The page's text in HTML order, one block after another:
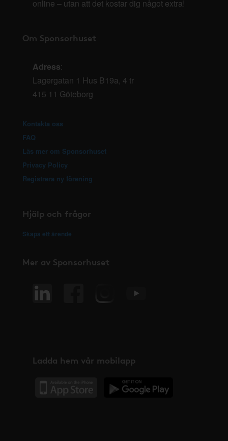
online – utan att det kostar dig något extra!
Om Sponsorhuset
Adress:
Lagergatan 1 Hus B19a, 4 tr
415 11 Göteborg
Kontakta oss
FAQ
Läs mer om Sponsorhuset
Privacy Policy
Registrera ny förening
Hjälp och frågor
Skapa ett ärende
Mer av Sponsorhuset
Ladda hem vår mobilapp